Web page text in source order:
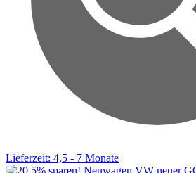
Lieferzeit: 4,5 - 7 Monate